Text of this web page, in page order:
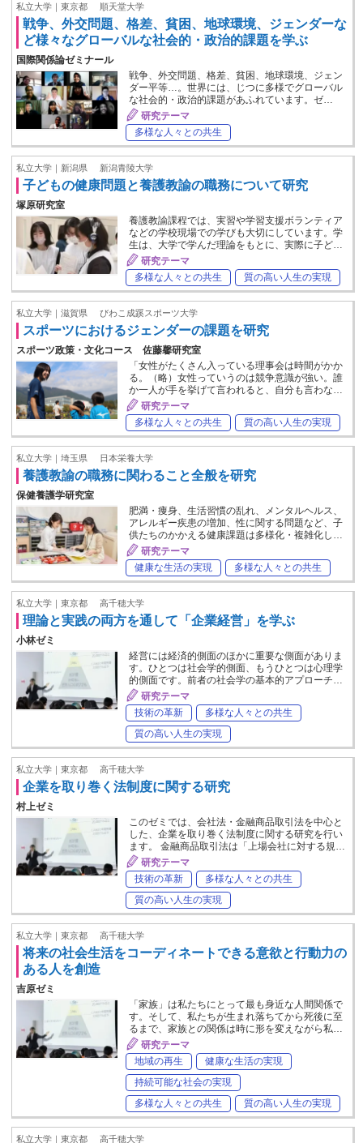
私立大学｜東京都 順天堂大学
戦争、外交問題、格差、貧困、地球環境、ジェンダーな
ど様々なグローバルな社会的・政治的課題を学ぶ
国際関係論ゼミナール
戦争、外交問題、格差、貧困、地球環境、ジェン
ダー平等…。世界には、じつに多様でグローバル
な社会的・政治的課題があふれています。ゼ…
研究テーマ
多様な人々との共生
私立大学｜新潟県 新潟青陵大学
子どもの健康問題と養護教諭の職務について研究
塚原研究室
養護教諭課程では、実習や学習支援ボランティア
などの学校現場での学びも大切にしています。学
生は、大学で学んだ理論をもとに、実際に子ど…
研究テーマ
多様な人々との共生
質の高い人生の実現
私立大学｜滋賀県 びわこ成蹊スポーツ大学
スポーツにおけるジェンダーの課題を研究
スポーツ政策・文化コース 佐藤馨研究室
「女性がたくさん入っている理事会は時間がかか
る。（略）女性っていうのは競争意識が強い。誰
か一人が手を挙げて言われると、自分も言わな…
研究テーマ
多様な人々との共生
質の高い人生の実現
私立大学｜埼玉県 日本栄養大学
養護教諭の職務に関わること全般を研究
保健養護学研究室
肥満・痩身、生活習慣の乱れ、メンタルヘルス、
アレルギー疾患の増加、性に関する問題など、子
供たちのかかえる健康課題は多様化・複雑化し…
研究テーマ
健康な生活の実現
多様な人々との共生
私立大学｜東京都 高千穂大学
理論と実践の両方を通して「企業経営」を学ぶ
小林ゼミ
経営には経済的側面のほかに重要な側面がありま
す。ひとつは社会学的側面、もうひとつは心理学
的側面です。前者の社会学の基本的アプローチ…
研究テーマ
技術の革新
多様な人々との共生
質の高い人生の実現
私立大学｜東京都 高千穂大学
企業を取り巻く法制度に関する研究
村上ゼミ
このゼミでは、会社法・金融商品取引法を中心と
した、企業を取り巻く法制度に関する研究を行い
ます。 金融商品取引法は「上場会社に対する規…
研究テーマ
技術の革新
多様な人々との共生
質の高い人生の実現
私立大学｜東京都 高千穂大学
将来の社会生活をコーディネートできる意欲と行動力の
ある人を創造
吉原ゼミ
「家族」は私たちにとって最も身近な人間関係で
す。そして、私たちが生まれ落ちてから死後に至
るまで、家族との関係は時に形を変えながら私…
研究テーマ
地域の再生
健康な生活の実現
持続可能な社会の実現
多様な人々との共生
質の高い人生の実現
私立大学｜東京都 高千穂大学